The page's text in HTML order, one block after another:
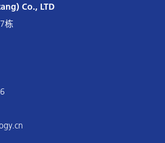
Co., LTD
栋